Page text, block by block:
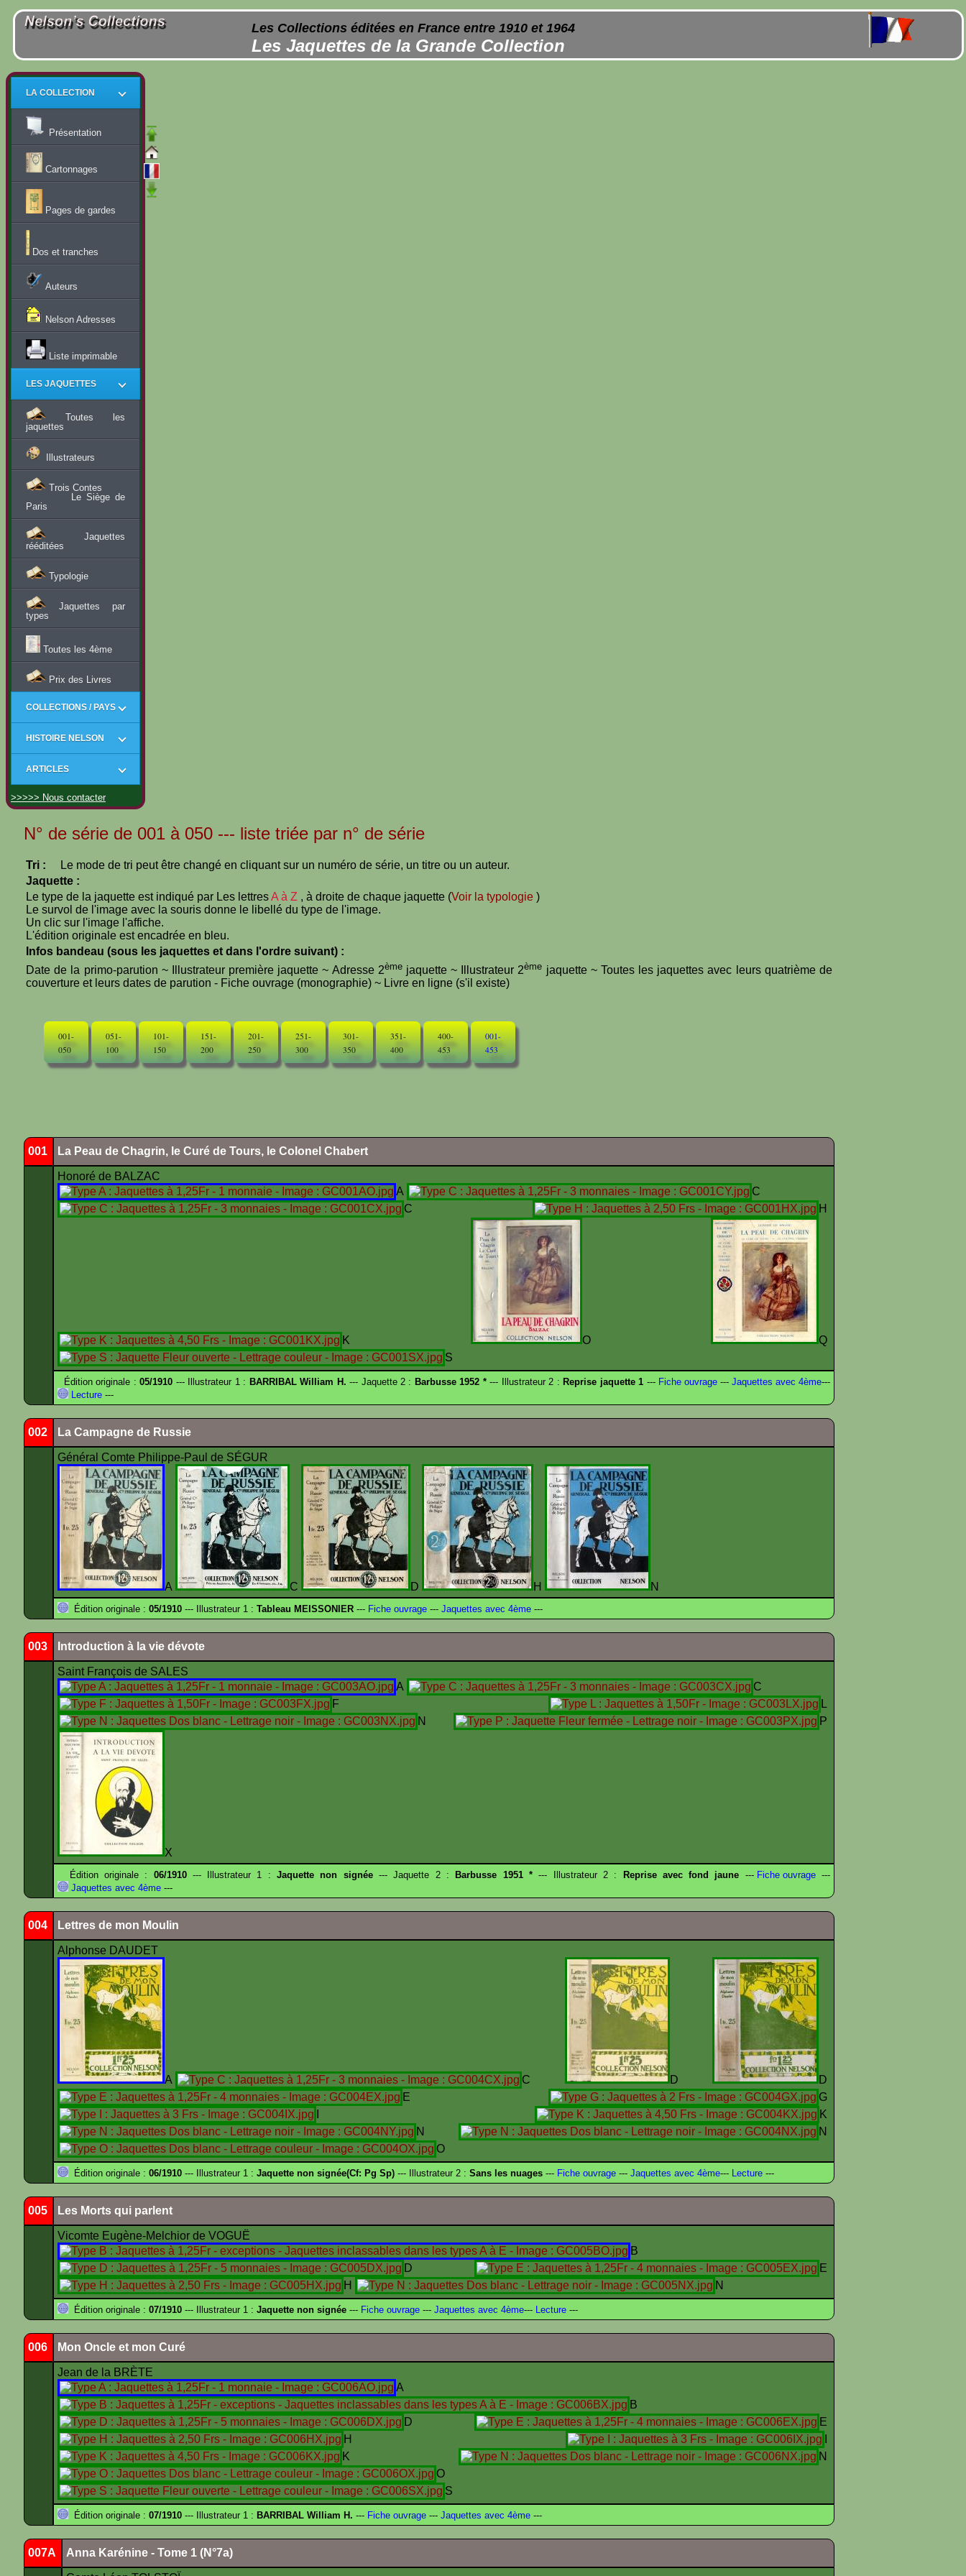
Les Collections éditées en France entre 1910 et 1964
Les Jaquettes de la Grande Collection
LA COLLECTION
Présentation
Cartonnages
Pages de gardes
Dos et tranches
Auteurs
Nelson Adresses
Liste imprimable
LES JAQUETTES
Toutes les
jaquettes
Illustrateurs
Trois Contes
Le Siège de
Paris
Jaquettes
rééditées
Typologie
Jaquettes par
types
Toutes les 4ème
Prix des Livres
COLLECTIONS / PAYS
HISTOIRE NELSON
ARTICLES
>>>>> Nous contacter
N° de série de 001 à 050 --- liste triée par n° de série
Tri :
Le mode de tri peut être changé en cliquant sur un numéro de série, un titre ou un auteur.
Jaquette :
Le type de la jaquette est indiqué par Les lettresA à Z , à droite de chaque jaquette (Voir la typologie )
Le survol de l'image avec la souris donne le libellé du type de l'image.
Un clic sur l'image l'affiche.
L'édition originale est encadrée en bleu.
Infos bandeau (sous les jaquettes et dans l'ordre suivant) :
Date de la primo-parution ~ Illustrateur première jaquette ~ Adresse 2èmejaquette ~ Illustrateur 2ème jaquette ~ Toutes les jaquettes avec leurs quatrième de
couverture et leurs dates de parution - Fiche ouvrage (monographie) ~ Livre en ligne (s'il existe)
001-
050
051-
100
101-
150
151-
200
201-
250
251-
300
301-
350
351-
400
400-
453
001-
453
001 La Peau de Chagrin, le Curé de Tours, le Colonel Chabert
Honoré de BALZAC
A
C
C
H
K O
Q
S
Édition originale :05/1910 --- Illustrateur 1 : BARRIBAL William H. --- Jaquette 2 : Barbusse 1952 *--- Illustrateur 2 : Reprise jaquette 1 ---Fiche ouvrage--- Jaquettes avec 4ème---
Lecture ---
002 La Campagne de Russie
Général Comte Philippe-Paul de SÉGUR
A C D H N
Édition originale : 05/1910 --- Illustrateur 1 : Tableau MEISSONIER --- Fiche ouvrage --- Jaquettes avec 4ème ---
003 Introduction à la vie dévote
Saint François de SALES
A
C
F
L
N
P
X
Édition originale : 06/1910--- Illustrateur 1 :Jaquette non signée--- Jaquette 2 : Barbusse 1951 *--- Illustrateur 2 : Reprise avec fond jaune ---Fiche ouvrage---
Jaquettes avec 4ème ---
004 Lettres de mon Moulin
Alphonse DAUDET
A C D
D
E
G
K
N
N
O
Édition originale : 06/1910 --- Illustrateur 1 : Jaquette non signée(Cf: Pg Sp) --- Illustrateur 2 : Sans les nuages --- Fiche ouvrage --- Jaquettes avec 4ème--- Lecture ---
005 Les Morts qui parlent
Vicomte Eugène-Melchior de VOGUË
B
D
E
H
N
Édition originale : 07/1910 --- Illustrateur 1 : Jaquette non signée --- Fiche ouvrage --- Jaquettes avec 4ème--- Lecture ---
006 Mon Oncle et mon Curé
Jean de la BRÈTE
A
B
D
E
H
K
N
O
S
Édition originale : 07/1910 --- Illustrateur 1 : BARRIBAL William H. --- Fiche ouvrage --- Jaquettes avec 4ème ---
007A Anna Karénine - Tome 1 (N°7a)